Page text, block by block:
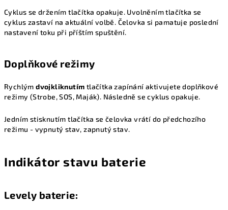
Cyklus se držením tlačítka opakuje. Uvolněním tlačítka se
cyklus zastaví na aktuální volbě. Čelovka si pamatuje poslední
nastavení toku při příštím spuštění.
Doplňkové režimy
Rychlýmdvojkliknutím tlačítka zapínání aktivujete doplňkové
režimy (Strobe, SOS, Maják). Následně se cyklus opakuje.
Jedním stisknutím tlačítka se čelovka vrátí do předchozího
režimu - vypnutý stav, zapnutý stav.
Indikátor stavu baterie
Levely baterie: